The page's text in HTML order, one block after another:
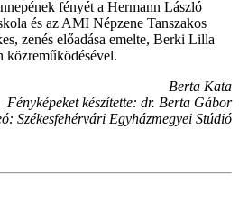
fényét a Hermann László
és az AMI Népzene Tanszakos
zenés előadása emelte, Berki Lilla
közreműködésével.
Berta Kata
Fényképeket készítette: dr. Berta Gábor
Székesfehérvári Egyházmegyei Stúdió